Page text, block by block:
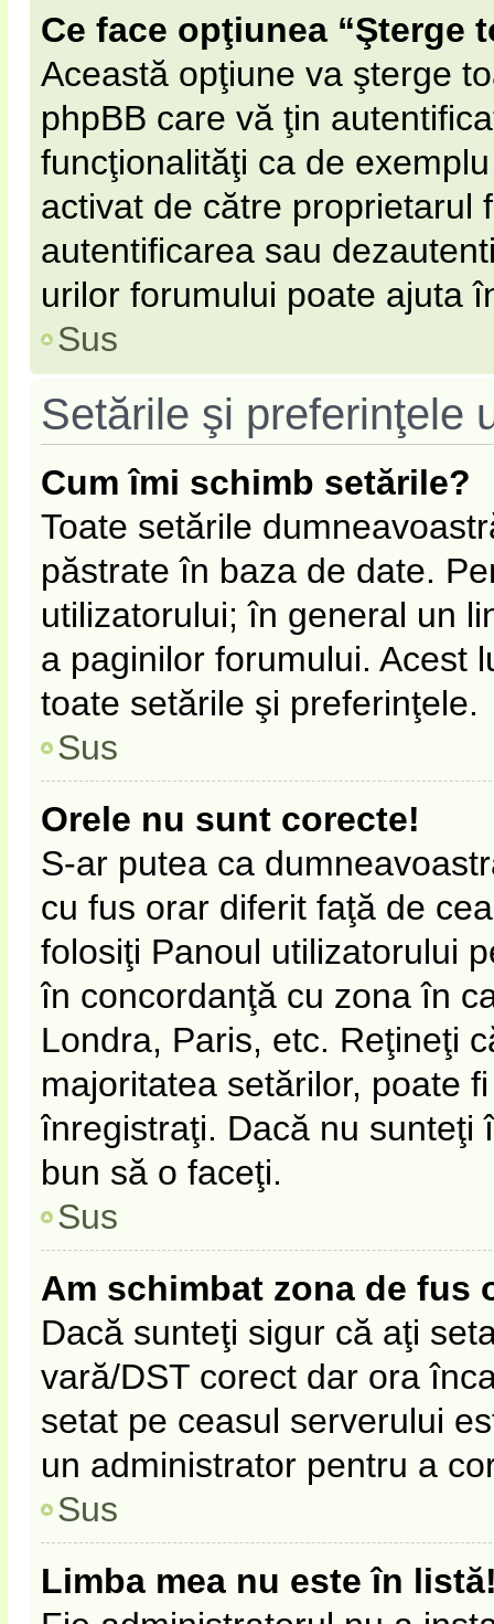
Ce face opţiunea “Şterge
Această opţiune va şterge
phpBB care vă ţin
funcţionalităţi ca de
activat de către proprietarul
autentificarea sau
urilor forumului poate ajuta
Sus
Setările şi preferinţele
Cum îmi schimb setările?
Toate setările
păstrate în baza de date.
utilizatorului; în general un
a paginilor forumului. Acest
toate setările şi preferinţele.
Sus
Orele nu sunt corecte!
S-ar putea ca
cu fus orar diferit faţă de
folosiţi Panoul utilizatorului
în concordanţă cu zona în
Londra, Paris, etc. Reţineţi
majoritatea setărilor, poate
înregistraţi. Dacă nu sunteţi
bun să o faceţi.
Sus
Am schimbat zona de fus
Dacă sunteţi sigur că aţi
vară/DST corect dar ora
setat pe ceasul serverului
un administrator pentru a
Sus
Limba mea nu este în